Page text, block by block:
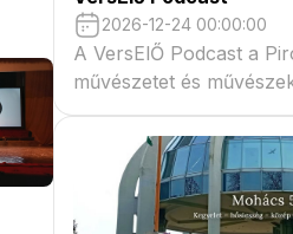
2026-12-24 00:00:00
A VersElŐ Podcast a
művészetet és
beszélgető műsora